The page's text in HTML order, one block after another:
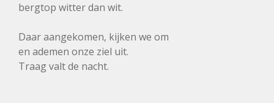
bergtop witter dan wit.
Daar aangekomen, kijken we om
en ademen onze ziel uit.
Traag valt de nacht.